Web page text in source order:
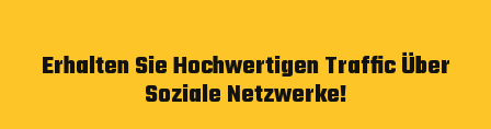
Erhalten Sie Hochwertigen Traffic Über
Soziale Netzwerke!